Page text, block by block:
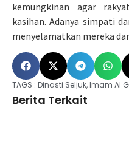
kemungkinan agar
kasihan. Adanya simpati
menyelamatkan mereka
TAGS : Dinasti Seljuk,Imam Al
Berita Terkait